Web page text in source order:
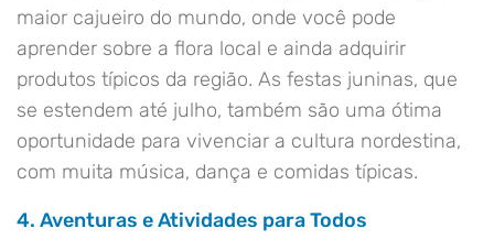
maior cajueiro do mundo, onde você pode
aprender sobre a flora local e ainda adquirir
produtos típicos da região. As festas juninas, que
se estendem até julho, também são uma ótima
oportunidade para vivenciar a cultura nordestina,
com muita música, dança e comidas típicas.
4. Aventuras e Atividades para Todos